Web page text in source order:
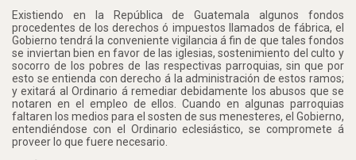
Existiendo en la República de Guatemala algunos fondos
procedentes de los derechos ó impuestos llamados de fábrica, el
Gobierno tendrá la conveniente vigilancia á fin de que tales fondos
se inviertan bien en favor de las iglesias, sostenimiento del culto y
socorro de los pobres de las respectivas parroquias, sin que por
esto se entienda con derecho á la administración de estos ramos;
y exitará al Ordinario á remediar debidamente los abusos que se
notaren en el empleo de ellos. Cuando en algunas parroquias
faltaren los medios para el sosten de sus menesteres, el Gobierno,
entendiéndose con el Ordinario eclesiástico, se compromete á
proveer lo que fuere necesario.